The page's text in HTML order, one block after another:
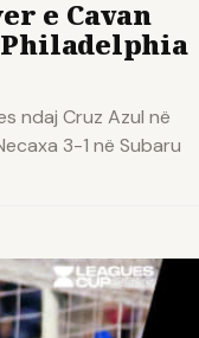
e Cavan
ndaj Cruz Azul në
3-1 në Subaru